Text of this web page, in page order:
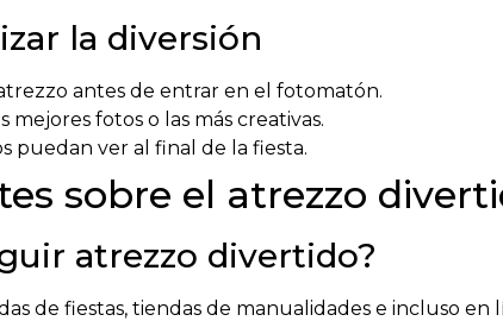
la diversión
antes de entrar en el fotomatón.
fotos o las más creativas.
puedan ver al final de la fiesta.
sobre el atrezzo
atrezzo divertido?
de fiestas, tiendas de manualidades e incluso